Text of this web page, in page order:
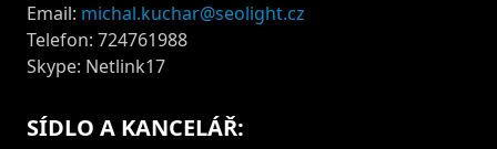
Email: michal.kuchar@seolight.cz
Telefon: 724761988
Skype: Netlink17
SÍDLO A KANCELÁŘ: